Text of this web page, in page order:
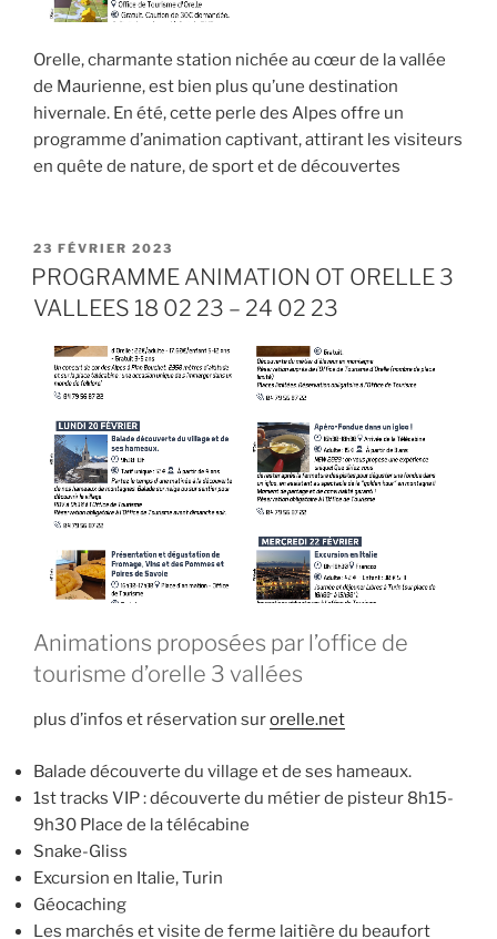
Orelle, charmante station nichée au cœur de la vallée
de Maurienne, est bien plus qu’une destination
hivernale. En été, cette perle des Alpes offre un
programme d’animation captivant, attirant les visiteurs
en quête de nature, de sport et de découvertes
PUBLIÉ
LE
23 FÉVRIER 2023
PROGRAMME ANIMATION OT ORELLE 3
VALLEES 18 02 23 – 24 02 23
Animations proposées par l’office de
tourisme d’orelle 3 vallées
plus d’infos et réservation surorelle.net
Balade découverte du village et de ses hameaux.
1st tracks VIP : découverte du métier de pisteur 8h15-
9h30 Place de la télécabine
Snake-Gliss
Excursion en Italie, Turin
Géocaching
Les marchés et visite de ferme laitière du beaufort